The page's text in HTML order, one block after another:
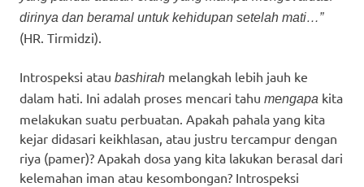
dirinya dan beramal untuk kehidupan setelah mati…”
(HR. Tirmidzi).
Introspeksi atau bashirah melangkah lebih jauh ke
dalam hati. Ini adalah proses mencari tahu mengapa kita
melakukan suatu perbuatan. Apakah pahala yang kita
kejar didasari keikhlasan, atau justru tercampur dengan
riya (pamer)? Apakah dosa yang kita lakukan berasal dari
kelemahan iman atau kesombongan? Introspeksi